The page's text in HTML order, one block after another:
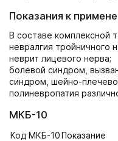
Показания к
В составе комплексной
невралгия тройничного
неврит лицевого нерва;
болевой синдром,
синдром, шейно-
полиневропатия
МКБ-10
Код МКБ-10Показание